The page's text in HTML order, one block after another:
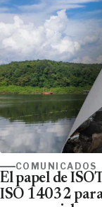
COMUNICADOS
El papel de
ISO 14032